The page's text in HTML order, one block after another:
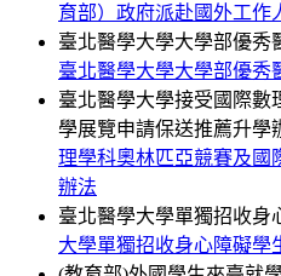
育部）政府派赴國外工作
臺北醫學大學大學部優秀
臺北醫學大學大學部優秀
臺北醫學大學接受國際數
學展覽申請保送推薦升學
理學科奧林匹亞競賽及國
辦法
臺北醫學大學單獨招收身
大學單獨招收身心障礙學